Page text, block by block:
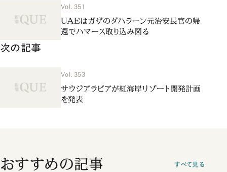
Vol. 351
UAEはガザのダハラーン元治安長官の帰
還でハマース取り込み図る
次の記事
Vol. 353
サウジアラビアが紅海岸リゾート開発計画
を発表
おすすめの記事 すべて見る